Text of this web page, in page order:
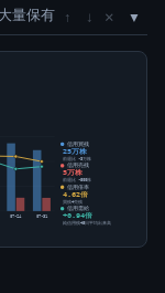
量保有 ↑ ↓ ×
07-24 07-31
信用買残
25万株
前週比 -3万株
信用売残
5万株
前週比 -500株
信用倍率
4.62倍
買残÷売残
信用需給
+0.94倍
純信用残÷5日平均出来高